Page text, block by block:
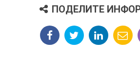
ПОДЕЛИТЕ